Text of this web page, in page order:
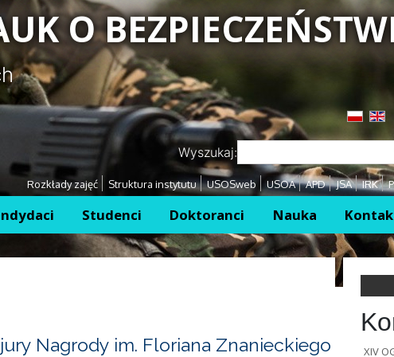
O
Przejdź
Przejdź
Wyszukaj:
Rozkłady zajęć Struktura instytutu USOSweb USOA APD JSA IRK
Studenci Doktoranci Nauka
Nagrody im. Floriana Znanieckiego XIV